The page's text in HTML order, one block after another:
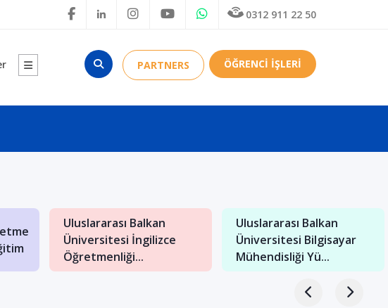
0312 911 22 50
PARTNERS ÖĞRENCİ İŞLERİ
Uluslararası Balkan
Üniversitesi İngilizce
Öğretmenliği...
Uluslararası Balkan
Üniversitesi Bilgisayar
Mühendisliği Yü...